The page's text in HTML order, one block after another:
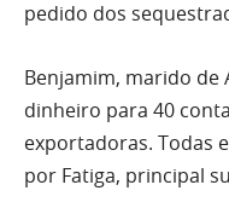
pedido dos
Benjamim, marido de
dinheiro para 40
exportadoras. Todas
por Fatiga, principal